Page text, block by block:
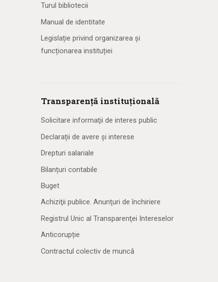
Turul bibliotecii
Manual de identitate
Legislație privind organizarea și
funcționarea instituției
Transparență instituțională
Solicitare informaţii de interes public
Declarații de avere și interese
Drepturi salariale
Bilanțuri contabile
Buget
Achiziţii publice. Anunţuri de închiriere
Registrul Unic al Transparenţei Intereselor
Anticorupție
Contractul colectiv de muncă